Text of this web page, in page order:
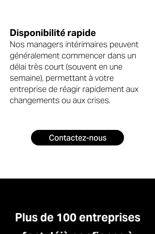
Disponibilité rapide
Nos managers intérimaires peuvent
généralement commencer dans un
délai très court (souvent en une
semaine), permettant à votre
entreprise de réagir rapidement aux
changements ou aux crises.
Contactez-nous
Plus de 100 entreprises